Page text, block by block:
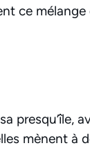
ce mélange
presqu’île,
mènent à